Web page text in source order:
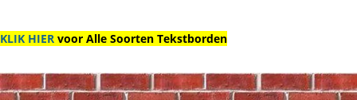
KLIK HIER voor Alle Soorten Tekstborden